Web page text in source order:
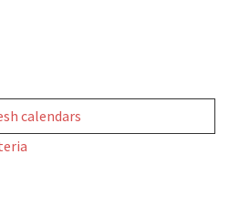
calendars